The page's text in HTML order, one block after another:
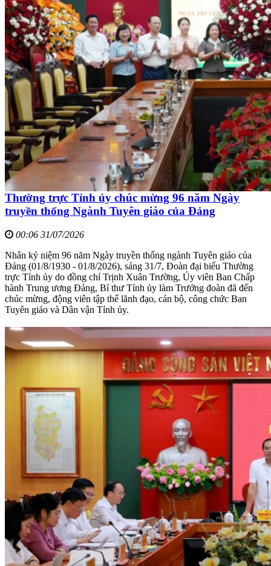
Thường trực Tỉnh ủy chúc mừng 96 năm Ngày
truyền thống Ngành Tuyên giáo của Đảng
00:06 31/07/2026
Nhân kỷ niệm 96 năm Ngày truyền thống ngành Tuyên giáo của
Đảng (01/8/1930 - 01/8/2026), sáng 31/7, Đoàn đại biểu Thường
trực Tỉnh ủy do đồng chí Trịnh Xuân Trường, Ủy viên Ban Chấp
hành Trung ương Đảng, Bí thư Tỉnh ủy làm Trưởng đoàn đã đến
chúc mừng, động viên tập thể lãnh đạo, cán bộ, công chức Ban
Tuyên giáo và Dân vận Tỉnh ủy.